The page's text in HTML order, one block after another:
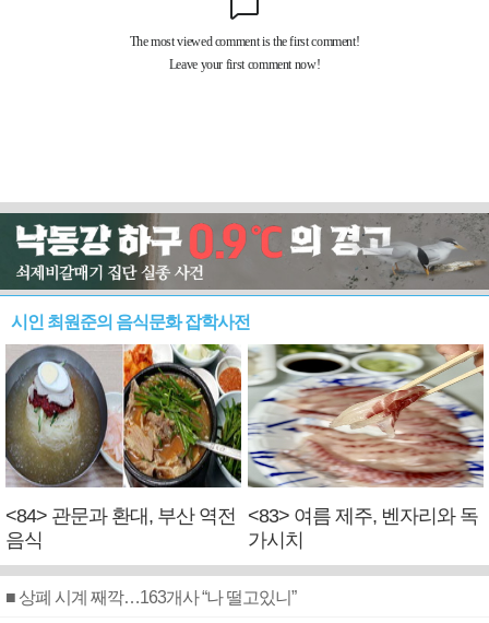
시인 최원준의 음식문화 잡학사전
<84> 관문과 환대, 부산 역전
음식
<83> 여름 제주, 벤자리와 독
가시치
■ 상폐 시계 째깍…163개사 “나 떨고있니”